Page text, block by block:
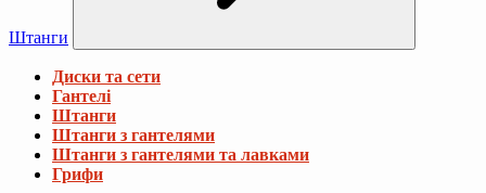
Штанги
Диски та сети
Гантелі
Штанги
Штанги з гантелями
Штанги з гантелями та лавками
Грифи